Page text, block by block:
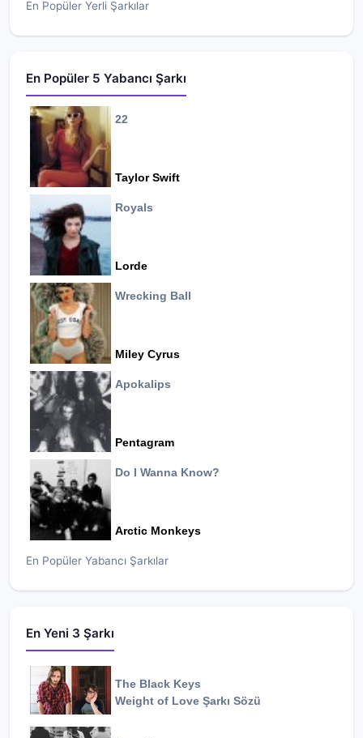
En Popüler Yerli Şarkılar
En Popüler 5 Yabancı Şarkı
22
Taylor Swift
Royals
Lorde
Wrecking Ball
Miley Cyrus
Apokalips
Pentagram
Do I Wanna Know?
Arctic Monkeys
En Popüler Yabancı Şarkılar
En Yeni 3 Şarkı
The Black Keys
Weight of Love Şarkı Sözü